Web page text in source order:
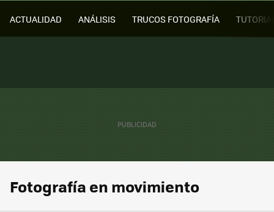
ACTUALIDAD ANÁLISIS TRUCOS FOTOGRAFÍA
Fotografía en movimiento